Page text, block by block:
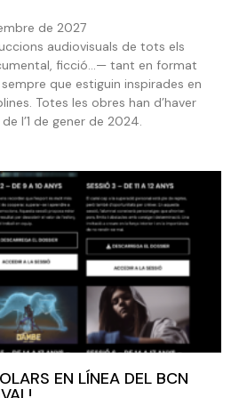
de 2027
audiovisuals de tots els
ficció…— tant en format
que estiguin inspirades en
Totes les obres han d’haver
l’1 de gener de 2024.
EN LÍNEA DEL BCN